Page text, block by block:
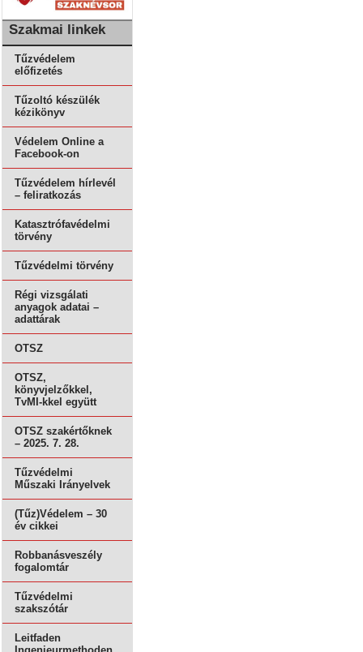
Szakmai linkek
Tűzvédelem
előfizetés
Tűzoltó készülék
kézikönyv
Védelem Online a
Facebook-on
Tűzvédelem hírlevél
– feliratkozás
Katasztrófavédelmi
törvény
Tűzvédelmi törvény
Régi vizsgálati
anyagok adatai –
adattárak
OTSZ
OTSZ,
könyvjelzőkkel,
TvMI-kkel együtt
OTSZ szakértőknek
– 2025. 7. 28.
Tűzvédelmi
Műszaki Irányelvek
(Tűz)Védelem – 30
év cikkei
Robbanásveszély
fogalomtár
Tűzvédelmi
szakszótár
Leitfaden